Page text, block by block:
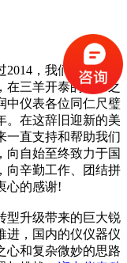
，我们送走了马
在三羊开泰的祥和之
中仪表各位同仁尺璧
。在这辞旧迎新的美
一直支持和帮助我们
向自始至终致力于国
向辛勤工作、团结拼
心的感谢!
型升级带来的巨大锐
进，国内的仪仪器仪
心和复杂微妙的思路